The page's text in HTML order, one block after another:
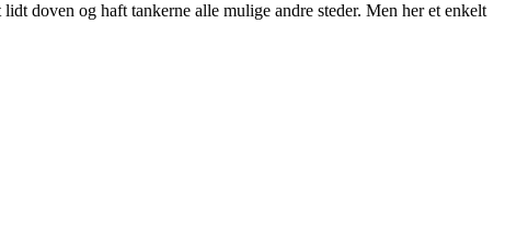
doven og haft tankerne alle mulige andre steder. Men her et enkelt